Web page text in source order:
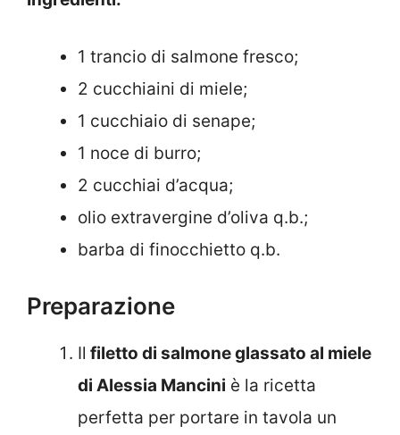
1 trancio di salmone fresco;
2 cucchiaini di miele;
1 cucchiaio di senape;
1 noce di burro;
2 cucchiai d’acqua;
olio extravergine d’oliva q.b.;
barba di finocchietto q.b.
Preparazione
Il filetto di salmone glassato al miele
di Alessia Mancini è la ricetta
perfetta per portare in tavola un